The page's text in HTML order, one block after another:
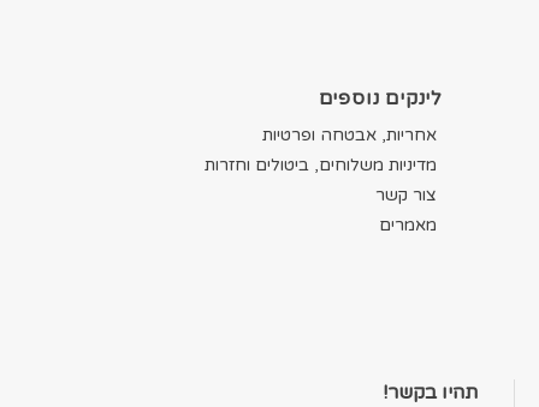
לינקים נוספים
אחריות, אבטחה ופרטיות
מדיניות משלוחים, ביטולים וחזרות
צור קשר
מאמרים
תהיו בקשר!